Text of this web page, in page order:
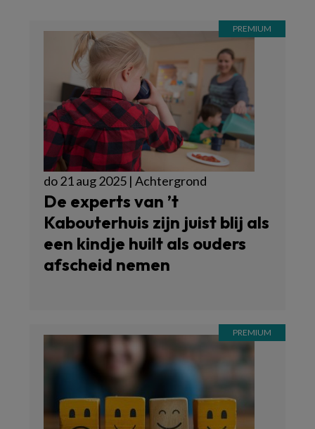
do 21 aug 2025 | Achtergrond
De experts van ’t
Kabouterhuis zijn juist blij als
een kindje huilt als ouders
afscheid nemen